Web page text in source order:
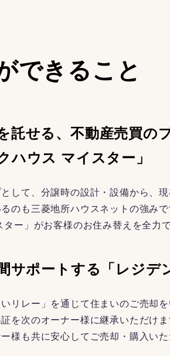
できること
託せる、不動産売買の
ハウス マイスター」
して、分譲時の設計・設備から、
のも三菱地所ハウスネットの強み
ター」がお客様のお住み替えを全力
サポートする「レジデ
いリレー」を通じて住まいのご売却
を次のオーナー様に継承いただけ
様も共に安心してご売却・購入いた